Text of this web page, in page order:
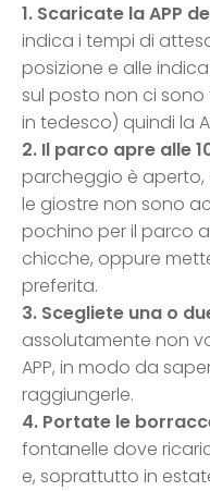
1. Scaricate la APP
indica i tempi di
posizione e alle
sul posto non ci
in tedesco) quindi la
2. Il parco apre alle
parcheggio è aperto,
le giostre non sono
pochino per il parco
chicche, oppure
preferita.
3. Scegliete una o
assolutamente non
APP, in modo da
raggiungerle.
4. Portate le
fontanelle dove
e, soprattutto in